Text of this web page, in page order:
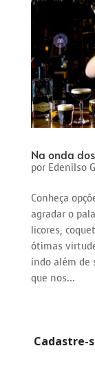
Na onda
por Edenilso
Conheça
agradar o
licores,
ótimas
indo além de
que nos...